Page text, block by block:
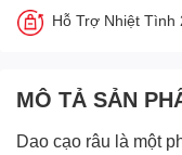
Hỗ Trợ Nhiệt Tình
MÔ TẢ SẢN
Dao cạo râu là một